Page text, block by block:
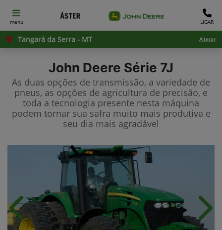
menu LIGAR
Tangará da Serra - MT Alterar
John Deere Série 7J
As duas opções de transmissão, a variedade de
pneus, as opções de agricultura de precisão, e
toda a tecnologia presente nesta máquina
podem tornar sua safra muito mais produtiva e
seu dia mais agradável
Anterior